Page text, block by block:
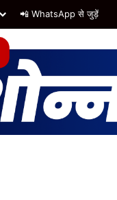
📲 WhatsApp से जुड़ें